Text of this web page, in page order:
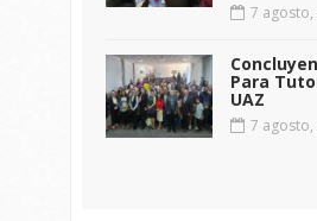
7 agosto,
Para
UAZ
7 agosto,